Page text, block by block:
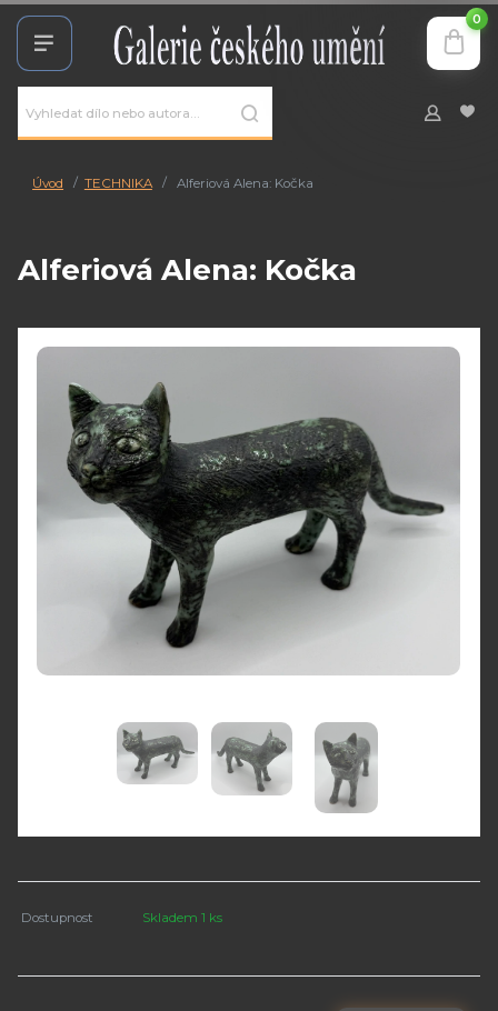
0
Úvod TECHNIKA Alferiová Alena: Kočka
Alferiová Alena: Kočka
Dostupnost Skladem 1 ks